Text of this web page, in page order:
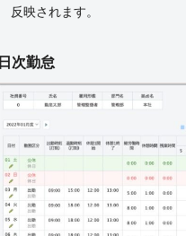
反映されます。
日次勤怠